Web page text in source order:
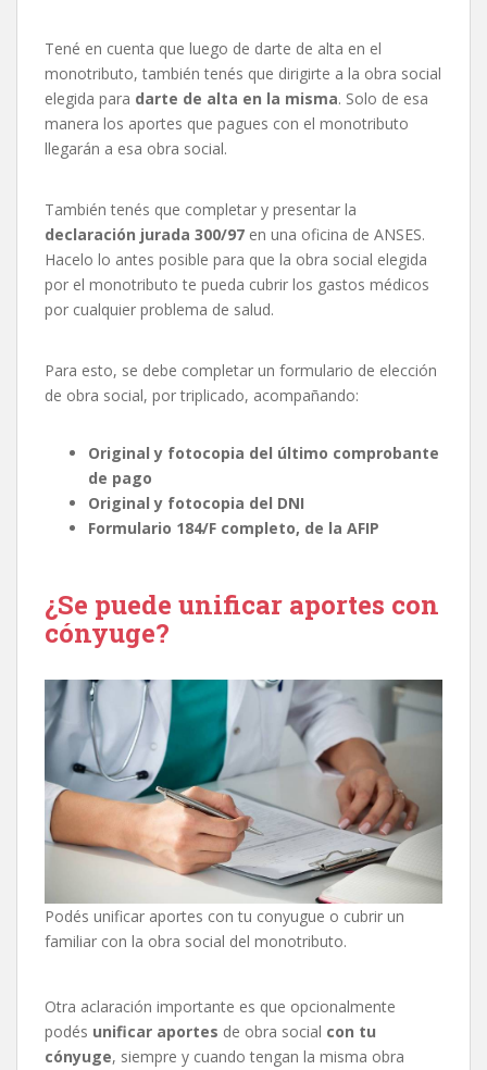
Tené en cuenta que luego de darte de alta en el
monotributo, también tenés que dirigirte a la obra social
elegida para darte de alta en la misma. Solo de esa
manera los aportes que pagues con el monotributo
llegarán a esa obra social.
También tenés que completar y presentar la
declaración jurada 300/97 en una oficina de ANSES.
Hacelo lo antes posible para que la obra social elegida
por el monotributo te pueda cubrir los gastos médicos
por cualquier problema de salud.
Para esto, se debe completar un formulario de elección
de obra social, por triplicado, acompañando:
Original y fotocopia del último comprobante
de pago
Original y fotocopia del DNI
Formulario 184/F completo, de la AFIP
¿Se puede unificar aportes con
cónyuge?
Podés unificar aportes con tu conyugue o cubrir un
familiar con la obra social del monotributo.
Otra aclaración importante es que opcionalmente
podés unificar aportes de obra social con tu
cónyuge, siempre y cuando tengan la misma obra